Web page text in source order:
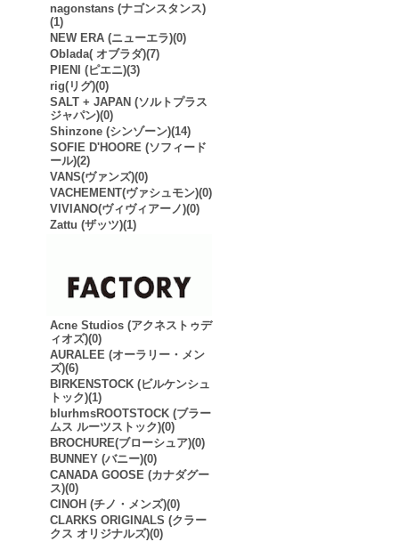
nagonstans (ナゴンスタンス)
(1)
NEW ERA (ニューエラ)(0)
Oblada( オブラダ)(7)
PIENI (ピエニ)(3)
rig(リグ)(0)
SALT + JAPAN (ソルトプラス
ジャパン)(0)
Shinzone (シンゾーン)(14)
SOFIE D'HOORE (ソフィード
ール)(2)
VANS(ヴァンズ)(0)
VACHEMENT(ヴァシュモン)(0)
VIVIANO(ヴィヴィアーノ)(0)
Zattu (ザッツ)(1)
Acne Studios (アクネストゥデ
ィオズ)(0)
AURALEE (オーラリー・メン
ズ)(6)
BIRKENSTOCK (ビルケンシュ
トック)(1)
blurhmsROOTSTOCK (ブラー
ムス ルーツストック)(0)
BROCHURE(ブローシュア)(0)
BUNNEY (バニー)(0)
CANADA GOOSE (カナダグー
ス)(0)
CINOH (チノ・メンズ)(0)
CLARKS ORIGINALS (クラー
クス オリジナルズ)(0)